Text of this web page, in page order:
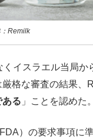
Remilk
イスラエル当局か
格な審査の結果、
る 」ことを認めた。
）の要求事項に